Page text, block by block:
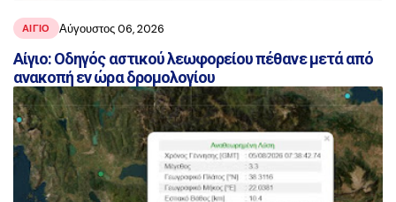
ΑΙΓΙΟ Αύγουστος 06, 2026
Αίγιο: Οδηγός αστικού λεωφορείου πέθανε μετά από
ανακοπή εν ώρα δρομολογίου